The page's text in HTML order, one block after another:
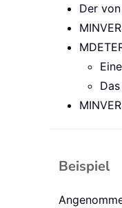
Der
Beispiel